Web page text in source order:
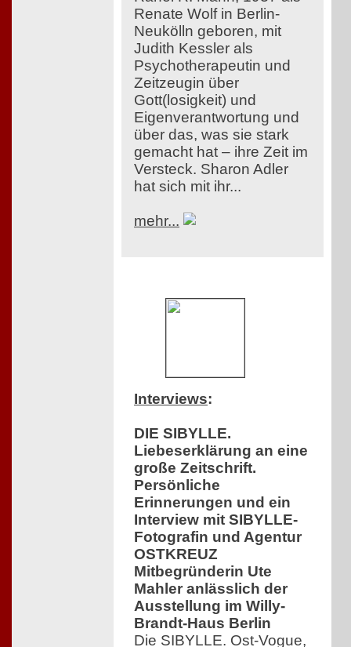
Renate Wolf in Berlin-
Neukölln geboren, mit
Judith Kessler als
Psychotherapeutin und
Zeitzeugin über
Gott(losigkeit) und
Eigenverantwortung und
über das, was sie stark
gemacht hat – ihre Zeit im
Versteck. Sharon Adler
hat sich mit ihr...
mehr...
Interviews:
DIE SIBYLLE.
Liebeserklärung an eine
große Zeitschrift.
Persönliche
Erinnerungen und ein
Interview mit SIBYLLE-
Fotografin und Agentur
OSTKREUZ
Mitbegründerin Ute
Mahler anlässlich der
Ausstellung im Willy-
Brandt-Haus Berlin
Die SIBYLLE. Ost-Vogue,